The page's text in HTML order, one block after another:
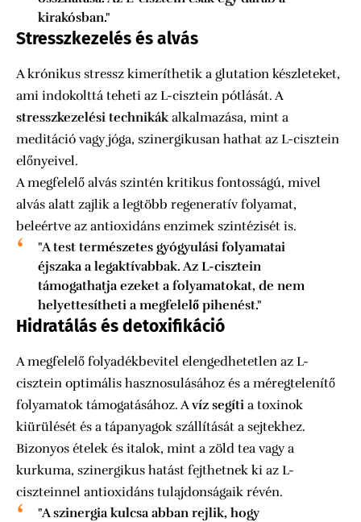
kirakósban."
Stresszkezelés és alvás
A krónikus stressz kimeríthetik a glutation készleteket,
ami indokolttá teheti az L-cisztein pótlását. A
stresszkezelési technikákalkalmazása, mint a
meditáció vagy jóga, szinergikusan hathat az L-cisztein
előnyeivel.
A megfelelő alvás szintén kritikus fontosságú, mivel
alvás alatt zajlik a legtöbb regeneratív folyamat,
beleértve az antioxidáns enzimek szintézisét is.
"A test természetes gyógyulási folyamatai
éjszaka a legaktívabbak. Az L-cisztein
támogathatja ezeket a folyamatokat, de nem
helyettesítheti a megfelelő pihenést."
Hidratálás és detoxifikáció
A megfelelő folyadékbevitel elengedhetetlen az L-
cisztein optimális hasznosulásához és a méregtelenítő
folyamatok támogatásához. Avíz segíti a toxinok
kiürülését és a tápanyagok szállítását a sejtekhez.
Bizonyos ételek és italok, mint a zöld tea vagy a
kurkuma, szinergikus hatást fejthetnek ki az L-
ciszteinnel antioxidáns tulajdonságaik révén.
"A szinergia kulcsa abban rejlik, hogy